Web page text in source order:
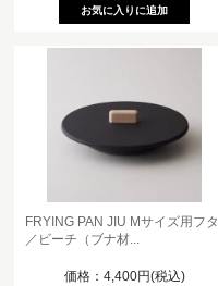
FRYING PAN JIU Mサイズ用フタ
／ビーチ（ブナ材...
価格：4,400円(税込)